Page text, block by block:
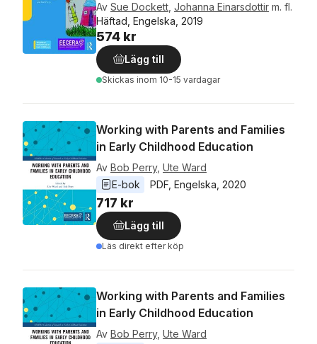
Av Sue Dockett Johanna Einarsdottir m. fl.
Häftad, Engelska, 2019
574 kr
Lägg till
Skickas inom 10-15 vardagar
Working with Parents and Families
in Early Childhood Education
Av Bob Perry, Ute Ward
E-bok
PDF Engelska 2020
717 kr
Lägg till
Läs direkt efter köp
Working with Parents and Families
in Early Childhood Education
Av Bob Perry, Ute Ward